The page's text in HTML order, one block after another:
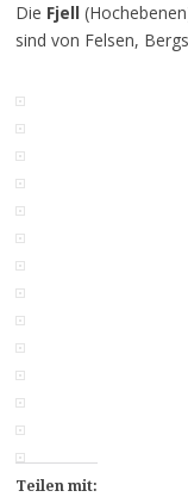
Die Fjell
sind von Felsen,
Teilen mit: